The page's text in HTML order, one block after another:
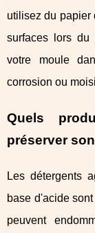
utilisez du papier
surfaces lors du
votre moule
corrosion ou
Quels
préserver
Les détergents
base d'acide
peuvent